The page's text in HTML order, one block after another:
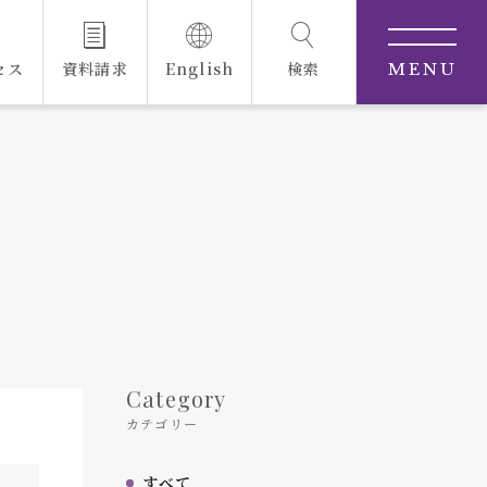
ス 資料請求 English 検索 MENU
Category
カテゴリー
すべて